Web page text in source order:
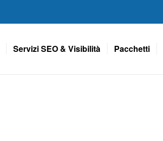
Servizi SEO & Visibilità Pacchetti